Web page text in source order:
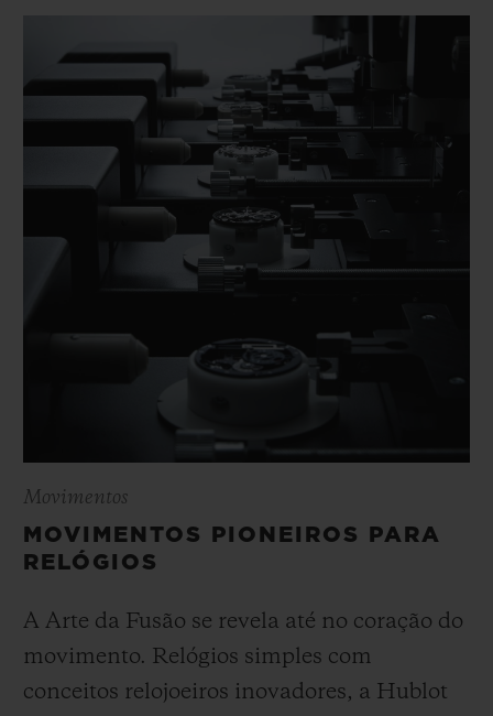
Movimentos
MOVIMENTOS PIONEIROS PARA
RELÓGIOS
A Arte da Fusão se revela até no coração do
movimento. Relógios simples com
conceitos relojoeiros inovadores, a Hublot